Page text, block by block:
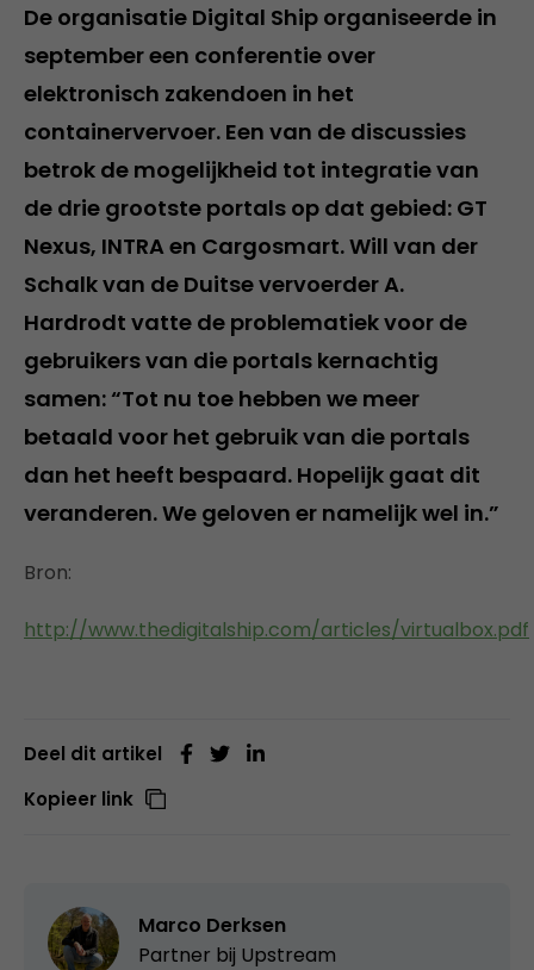
De organisatie Digital Ship organiseerde in
september een conferentie over
elektronisch zakendoen in het
containervervoer. Een van de discussies
betrok de mogelijkheid tot integratie van
de drie grootste portals op dat gebied: GT
Nexus, INTRA en Cargosmart. Will van der
Schalk van de Duitse vervoerder A.
Hardrodt vatte de problematiek voor de
gebruikers van die portals kernachtig
samen: “Tot nu toe hebben we meer
betaald voor het gebruik van die portals
dan het heeft bespaard. Hopelijk gaat dit
veranderen. We geloven er namelijk wel in.”
Bron:
http://www.thedigitalship.com/articles/virtualbox.pdf
Deel dit artikel
Kopieer link
Marco Derksen
Partner bij Upstream